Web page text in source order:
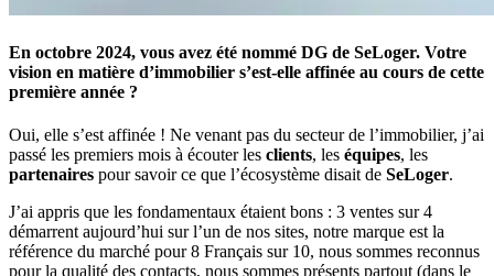
En octobre 2024, vous avez été nommé DG de SeLoger. Votre
vision en matière d’immobilier s’est-elle affinée au cours de cette
première année ?
Oui, elle s’est affinée ! Ne venant pas du secteur de l’immobilier, j’ai
passé les premiers mois à écouter les clients, les équipes, les
partenaires pour savoir ce que l’écosystème disait de SeLoger.
J’ai appris que les fondamentaux étaient bons : 3 ventes sur 4
démarrent aujourd’hui sur l’un de nos sites, notre marque est la
référence du marché pour 8 Français sur 10, nous sommes reconnus
pour la qualité des contacts, nous sommes présents partout (dans le